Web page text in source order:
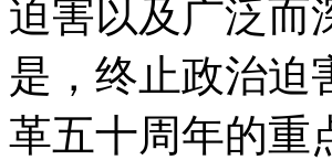
迫害以及广泛而
是，终止政治迫
革五十周年的重